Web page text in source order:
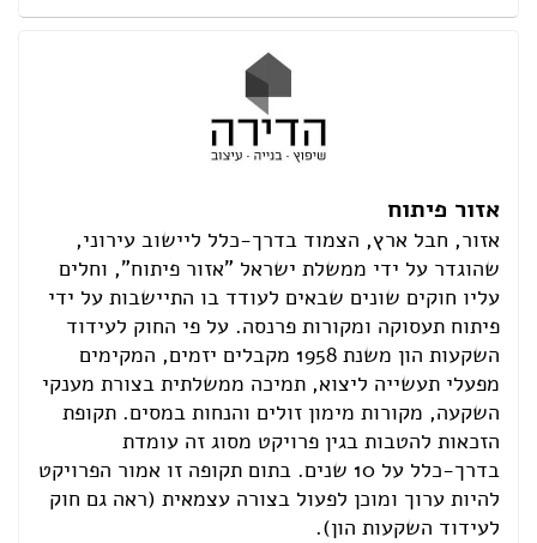
אזור פיתוח
אזור, חבל ארץ, הצמוד בדרך-כלל ליישוב עירוני,
שהוגדר על ידי ממשלת ישראל "אזור פיתוח", וחלים
עליו חוקים שונים שבאים לעודד בו התיישבות על ידי
פיתוח תעסוקה ומקורות פרנסה. על פי החוק לעידוד
השקעות הון משנת 1958 מקבלים יזמים, המקימים
מפעלי תעשייה ליצוא, תמיכה ממשלתית בצורת מענקי
השקעה, מקורות מימון זולים והנחות במסים. תקופת
הזכאות להטבות בגין פרויקט מסוג זה עומדת
בדרך-כלל על 10 שנים. בתום תקופה זו אמור הפרויקט
להיות ערוך ומוכן לפעול בצורה עצמאית (ראה גם חוק
לעידוד השקעות הון).